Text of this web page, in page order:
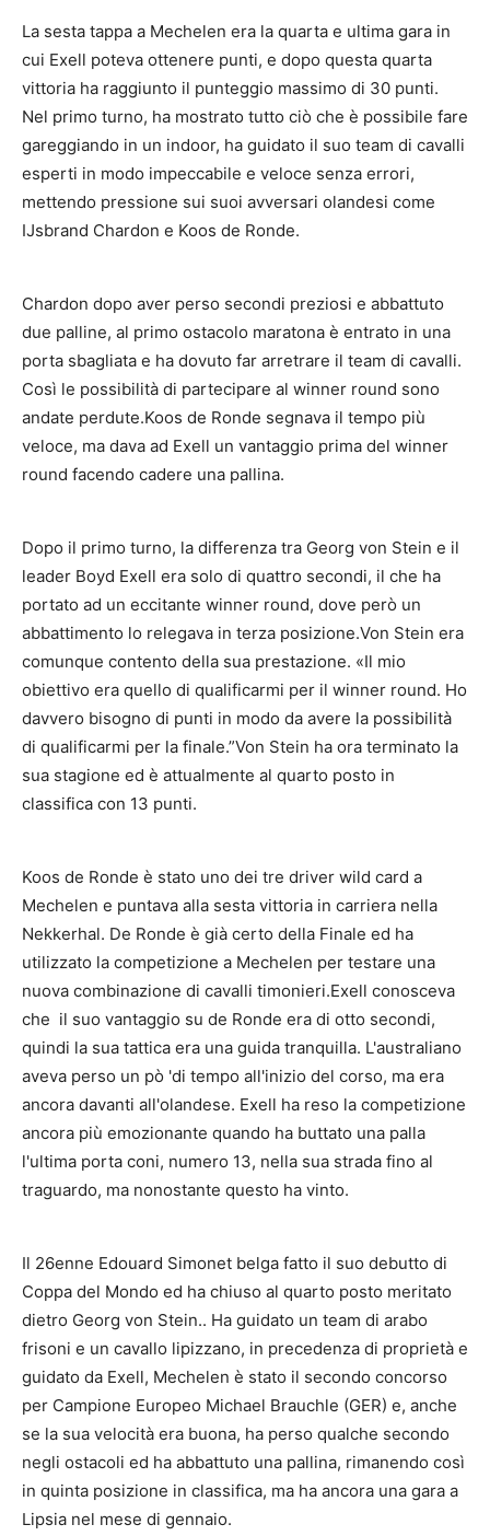
La sesta tappa a Mechelen era la quarta e ultima gara in
cui Exell poteva ottenere punti, e dopo questa quarta
vittoria ha raggiunto il punteggio massimo di 30 punti.
Nel primo turno, ha mostrato tutto ciò che è possibile fare
gareggiando in un indoor, ha guidato il suo team di cavalli
esperti in modo impeccabile e veloce senza errori,
mettendo pressione sui suoi avversari olandesi come
IJsbrand Chardon e Koos de Ronde.
Chardon dopo aver perso secondi preziosi e abbattuto
due palline, al primo ostacolo maratona è entrato in una
porta sbagliata e ha dovuto far arretrare il team di cavalli.
Così le possibilità di partecipare al winner round sono
andate perdute.Koos de Ronde segnava il tempo più
veloce, ma dava ad Exell un vantaggio prima del winner
round facendo cadere una pallina.
Dopo il primo turno, la differenza tra Georg von Stein e il
leader Boyd Exell era solo di quattro secondi, il che ha
portato ad un eccitante winner round, dove però un
abbattimento lo relegava in terza posizione.Von Stein era
comunque contento della sua prestazione. «Il mio
obiettivo era quello di qualificarmi per il winner round. Ho
davvero bisogno di punti in modo da avere la possibilità
di qualificarmi per la finale.”Von Stein ha ora terminato la
sua stagione ed è attualmente al quarto posto in
classifica con 13 punti.
Koos de Ronde è stato uno dei tre driver wild card a
Mechelen e puntava alla sesta vittoria in carriera nella
Nekkerhal. De Ronde è già certo della Finale ed ha
utilizzato la competizione a Mechelen per testare una
nuova combinazione di cavalli timonieri.Exell conosceva
che il suo vantaggio su de Ronde era di otto secondi,
quindi la sua tattica era una guida tranquilla. L'australiano
aveva perso un pò 'di tempo all'inizio del corso, ma era
ancora davanti all'olandese. Exell ha reso la competizione
ancora più emozionante quando ha buttato una palla
l'ultima porta coni, numero 13, nella sua strada fino al
traguardo, ma nonostante questo ha vinto.
Il 26enne Edouard Simonet belga fatto il suo debutto di
Coppa del Mondo ed ha chiuso al quarto posto meritato
dietro Georg von Stein.. Ha guidato un team di arabo
frisoni e un cavallo lipizzano, in precedenza di proprietà e
guidato da Exell, Mechelen è stato il secondo concorso
per Campione Europeo Michael Brauchle (GER) e, anche
se la sua velocità era buona, ha perso qualche secondo
negli ostacoli ed ha abbattuto una pallina, rimanendo così
in quinta posizione in classifica, ma ha ancora una gara a
Lipsia nel mese di gennaio.